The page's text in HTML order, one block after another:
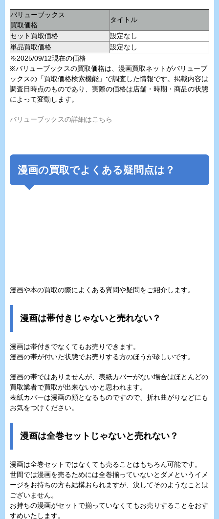
バリューブックス
買取価格
タイトル
セット買取価格
設定なし
単品買取価格
設定なし
※2025/09/12現在の価格
※バリューブックスの買取価格は、漫画買取ネットがバリューブ
ックスの「買取価格検索機能」で調査した情報です。掲載内容は
調査日時点のものであり、実際の価格は店舗・時期・商品の状態
によって変動します。
バリューブックスの詳細はこちら
漫画の買取でよくある疑問点は？
漫画や本の買取の際によくある質問や疑問をご紹介します。
漫画は帯付きじゃないと売れない？
漫画は帯付きでなくてもお売りできます。
漫画の帯が付いた状態でお売りする方のほうが珍しいです。
漫画の帯ではありませんが、表紙カバーがない場合はほとんどの
買取業者で買取が出来ないかと思われます。
表紙カバーは漫画の顔となるものですので、折れ曲がりなどにも
お気をつけください。
漫画は全巻セットじゃないと売れない？
漫画は全巻セットではなくても売ることはもちろん可能です。
世間では漫画を売るためには全巻揃っていないとダメというイメ
ージをお持ちの方も結構おられますが、決してそのようなことは
ございません。
お持ちの漫画がセットで揃っていなくてもお売りすることをおす
すめいたします。